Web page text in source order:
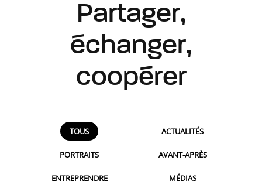
Partager,
échanger,
coopérer
TOUS ACTUALITÉS
PORTRAITS AVANT-APRÈS
ENTREPRENDRE MÉDIAS